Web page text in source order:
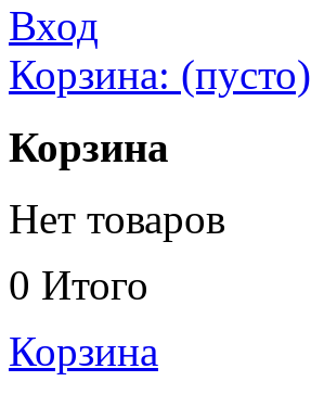
Вход
Корзина: (пусто)
Корзина
Нет товаров
0 Итого
Корзина